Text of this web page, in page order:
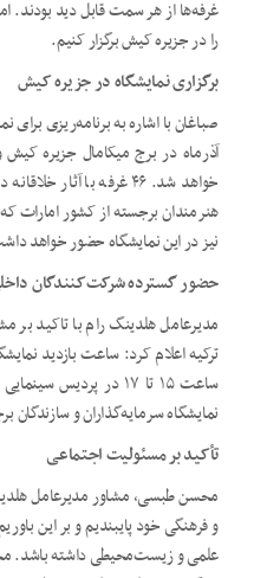
را در جزیره کیش برگزار کنیم.
برگزاری نمایشگاه در جزیره کیش
خواهد شد. ۴۶ غرفه با
هنرمندان برجسته از کشور امارات
نیز در این نمایشگاه حضور خواهد
حضور گسترده شرکت‌کنندگان
مدیرعامل هلدینگ رام با تاکید بر
ساعت ۱۵ تا ۱۷ در
نمایشگاه سرمایه‌گذاران و
تأکید بر مسئولیت اجتماعی
محسن طبسی، مشاور مدیرعامل
و فرهنگی خود پایبندیم و بر این
علمی و زیست‌محیطی داشته باشد.